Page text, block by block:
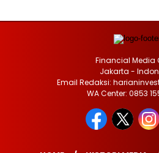
Financial Media
Jakarta -
Email Redaksi:
WA Center: 0853